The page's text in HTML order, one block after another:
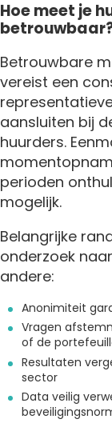
Hoe meet je
Betrouwbare
vereist een
aansluiten bij
huurders.
perioden
mogelijk.
Belangrijke
onderzoek
andere:
Anonimiteit
Vragen
of de
Resultaten
sector
Data veilig